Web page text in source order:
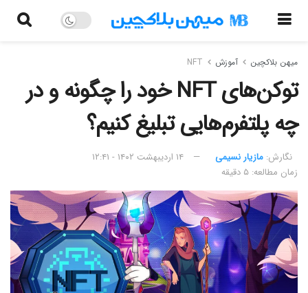
میهن بلاکچین آموزش NFT
توکن‌های NFT خود را چگونه و در
چه پلتفرم‌هایی تبلیغ کنیم؟
نگارش:‌ مازیار نسیمی
۱۴ اردیبهشت ۱۴۰۲ - ۱۲:۴۱
زمان مطالعه: ۵ دقیقه